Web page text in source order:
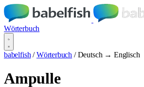
Wörterbuch
babelfish / Wörterbuch / Deutsch → Englisch
Ampulle